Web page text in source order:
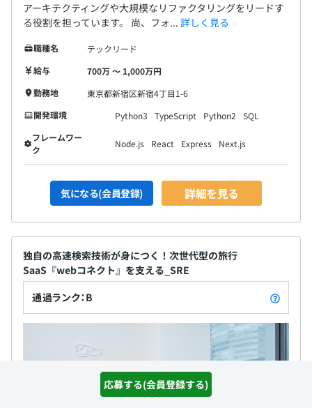
応募する(会員登録する)
アーキテクティングや大規模なリファクタリングをリードす
る役割を担っています。 尚、フォ... 詳しく見る
職種名
テックリード
給与
700万 〜 1,000万円
勤務地
東京都新宿区新宿4丁目1-6
開発環境
Python3 TypeScript Python2
SQL
フレームワー
ク
Node.js React Express Next.js
気になる(会員登録) 詳細を見る
独自の高速検索技術が身につく！次世代型の旅行
SaaS『webコネクト』を支える_SRE
通過ランク：B